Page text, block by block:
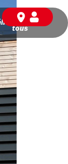
BD pour
tous